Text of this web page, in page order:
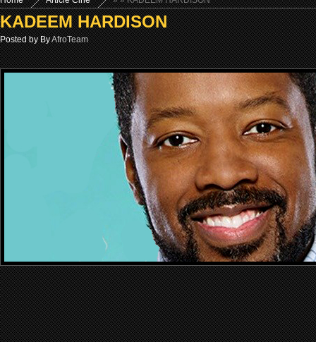
KADEEM HARDISON
Posted by ByAfroTeam